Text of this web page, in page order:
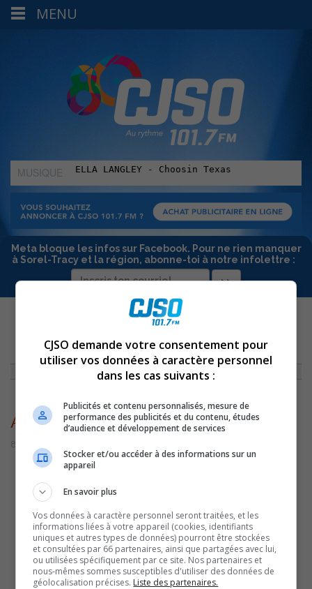
MUSIQUE
:
Meta bloque les infos sur Facebook. Pour ne rien manquer
à Sorel-Tracy et la région, abonne-toi à notre infolettre :
ACCUEIL»ACTUALITÉS»SAINT-OURS ADOPTE SON BUDGET»
ARMOIRIESSAINTOURS
ArmoiriesSaintOurs
8 décembre 2022 | Par Sylvain Rochon
MENU
CJSO demande votre consentement pour
utiliser vos données à caractère personnel
dans les cas suivants :
Publicités et contenu personnalisés, mesure de
performance des publicités et du contenu, études
d’audience et développement de services
Stocker et/ou accéder à des informations sur un
appareil
En savoir plus
Vos données à caractère personnel seront traitées, et les
informations liées à votre appareil (cookies, identifiants
uniques et autres types de données) pourront être stockées
et consultées par 66 partenaires, ainsi que partagées avec lui,
ou utilisées spécifiquement par ce site. Nos partenaires et
nous-mêmes sommes susceptibles d'utiliser des données de
géolocalisation précises. Liste des partenaires.